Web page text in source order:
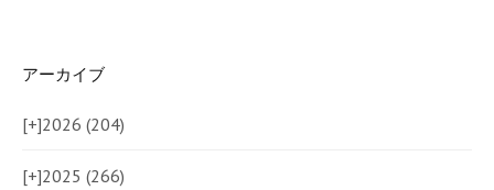
アーカイブ
[+]2026 (204)
[+]2025 (266)